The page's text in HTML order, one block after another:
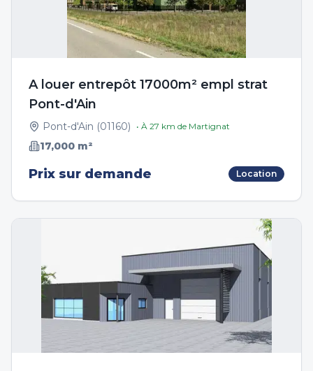
A louer entrepôt 17000m² empl strat
Pont-d'Ain
Pont-d'Ain (01160) • À 27 km de Martignat
17,000 m²
Prix sur demande Location